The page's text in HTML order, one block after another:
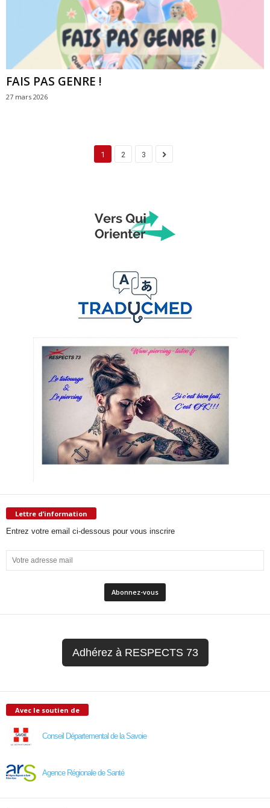
FAIS PAS GENRE !
27 mars 2026
1 2 3
Lettre d’information
Entrez votre email ci-dessous pour vous inscrire
Adhérez à RESPECTS 73
Avec le soutien de
Conseil Départemental de la Savoie
Agence Régionale de Santé